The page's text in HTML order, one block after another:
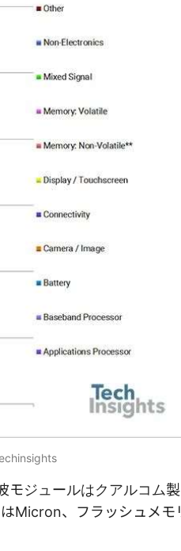
ジュールはクアルコム
Micron、フラッシュメモ